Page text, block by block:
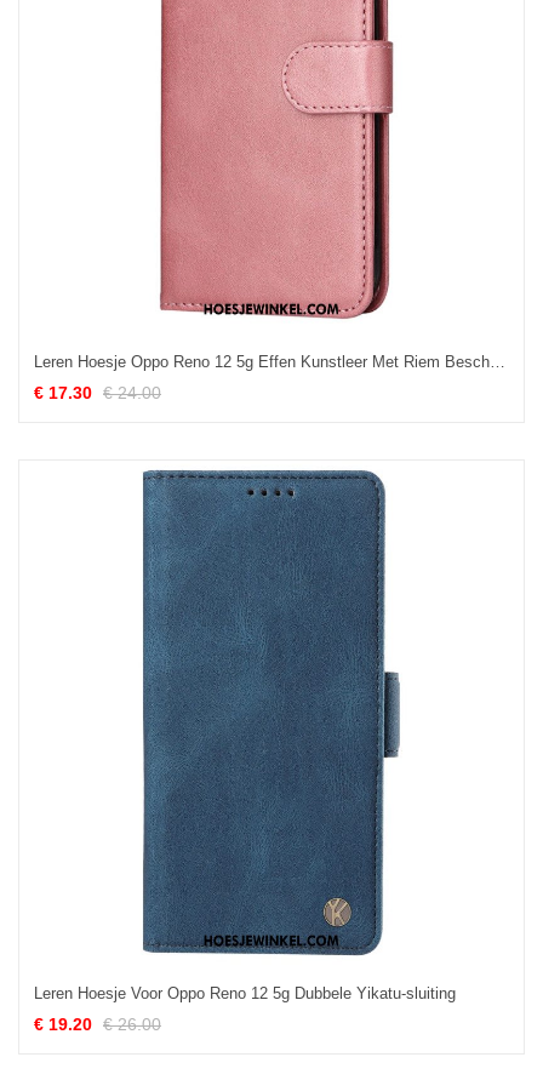
Leren Hoesje Oppo Reno 12 5g Effen Kunstleer Met Riem Bescherming Hoesje
€ 17.30 € 24.00
Leren Hoesje Voor Oppo Reno 12 5g Dubbele Yikatu-sluiting
€ 19.20 € 26.00